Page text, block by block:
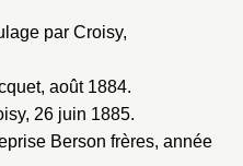
par Croisy,
août 1884.
26 juin 1885.
Berson frères, année